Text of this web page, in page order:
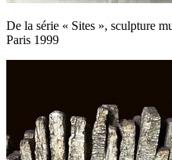
De la série « Sites », sculpture
Paris 1999